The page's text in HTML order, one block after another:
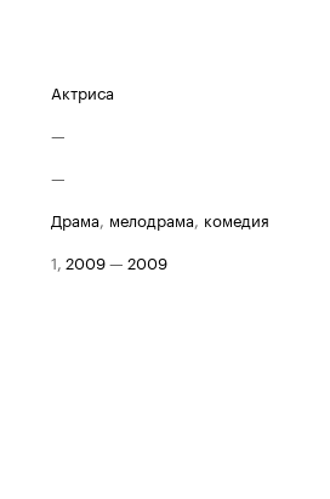
Актриса
—
—
драма, мелодрама, комедия
1, 2009— 2009